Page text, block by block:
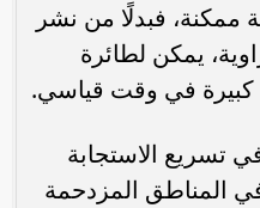
ممكنة، فبدلًا من نشر
يمكن لطائرة
في وقت قياسي.
تسريع الاستجابة
في المناطق المزدحمة